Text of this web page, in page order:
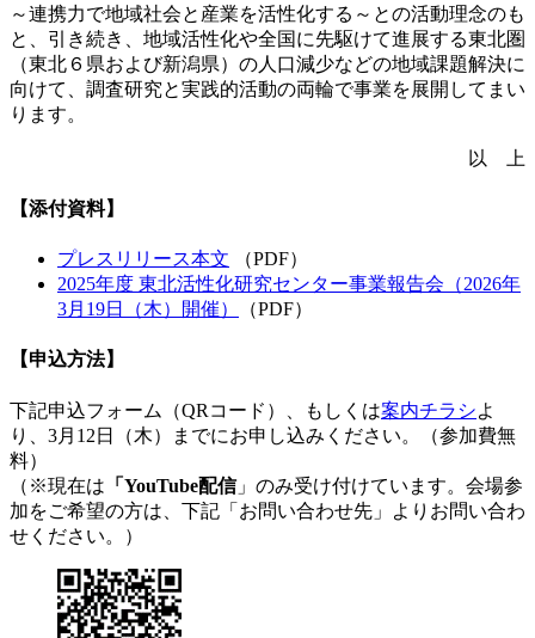
～連携力で地域社会と産業を活性化する～との活動理念のも
と、引き続き、地域活性化や全国に先駆けて進展する東北圏
（東北６県および新潟県）の人口減少などの地域課題解決に
向けて、調査研究と実践的活動の両輪で事業を展開してまい
ります。
以 上
【添付資料】
プレスリリース本文 （PDF）
2025年度 東北活性化研究センター事業報告会（2026年
3⽉19⽇（木）開催）
（PDF）
【申込方法】
下記申込フォーム（QRコード）、もしくは案内チラシよ
り、3月12日（木）までにお申し込みください。（参加費無
料）
（※現在は 「YouTube配信」のみ受け付けています。会場参
加をご希望の方は、下記「お問い合わせ先」よりお問い合わ
せください。）